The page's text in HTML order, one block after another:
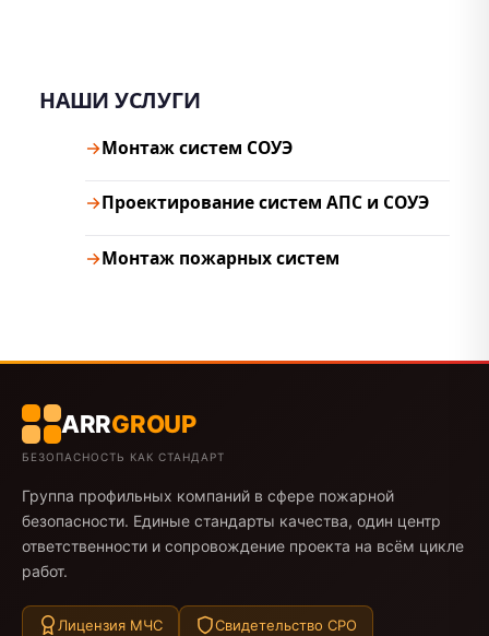
НАШИ УСЛУГИ
Монтаж систем СОУЭ
Проектирование систем АПС и СОУЭ
Монтаж пожарных систем
ARRGROUP
БЕЗОПАСНОСТЬ КАК СТАНДАРТ
Группа профильных компаний в сфере пожарной
безопасности. Единые стандарты качества, один центр
ответственности и сопровождение проекта на всём цикле
работ.
Лицензия МЧС Свидетельство СРО